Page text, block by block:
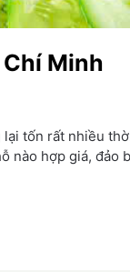
Minh
tốn rất nhiều
nào hợp giá, đảo